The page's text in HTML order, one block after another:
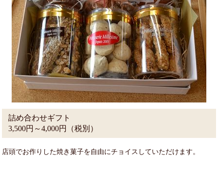
詰め合わせギフト
3,500円～4,000円（税別）
店頭でお作りした焼き菓子を自由にチョイスしていただけます。